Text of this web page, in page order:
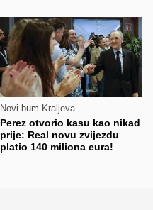
Novi bum Kraljeva
Perez otvorio kasu kao nikad
prije: Real novu zvijezdu
platio 140 miliona eura!